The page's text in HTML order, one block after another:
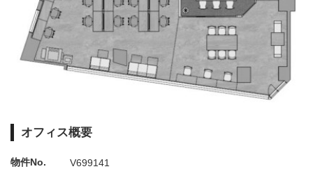
オフィス概要
物件No.
V699141